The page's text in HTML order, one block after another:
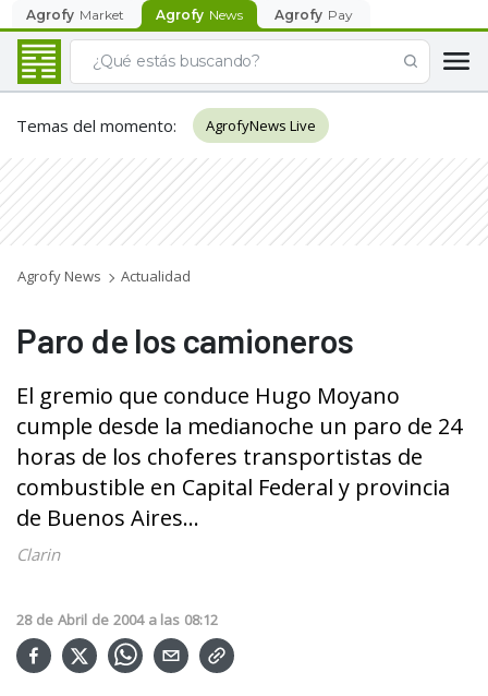
Agrofy Market Agrofy News Agrofy Pay
Temas del momento: AgrofyNews Live
Agrofy News Actualidad
Paro de los camioneros
El gremio que conduce Hugo Moyano
cumple desde la medianoche un paro de 24
horas de los choferes transportistas de
combustible en Capital Federal y provincia
de Buenos Aires...
Clarin
28 de Abril de 2004 a las 08:12